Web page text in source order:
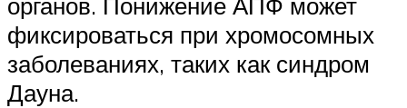
фиксироваться при хромосомных
заболеваниях, таких как синдром
Дауна.